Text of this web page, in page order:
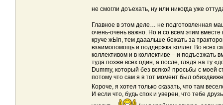
не смогли доъехать, ну или никогда уже
Главное в этом деле… не подготовленная
очень-очень важно. Но и со всем этим
круче жЫп, тем дааальше бежать за
взаимопомощь и поддержка коллег. Во всех
коллективом и в коллективе – и подъезжать
туда позже всех один, а после, глядя на ту
Dummy, который без всякой просьбы с
потому что сам я в тот момент был
Короче, я хотел только сказать, что там
И если что, будь спок и уверен, что тебе